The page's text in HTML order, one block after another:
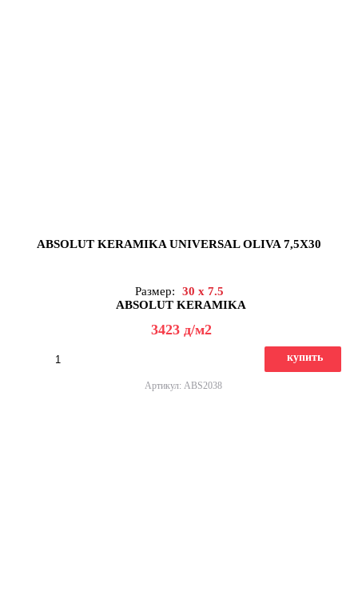
ABSOLUT KERAMIKA UNIVERSAL OLIVA 7,5X30
Размер:
30 x 7.5
ABSOLUT KERAMIKA
3423 д/м2
купить
Артикул: ABS2038